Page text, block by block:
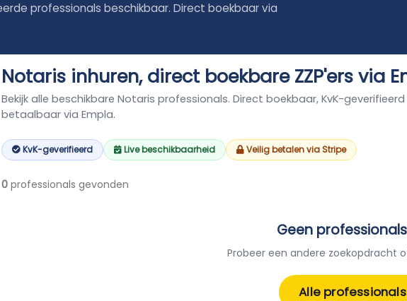
professionals beschikbaar. Direct boekbaar via
Notaris inhuren, direct boekbare ZZP'ers via
Bekijk alle beschikbare Notaris professionals. Direct boekbaar, KvK-geverifieerd
betaalbaar via Empla.
KvK-geverifieerd Live beschikbaarheid Veilig betalen via Stripe
0 professionals gevonden
Geen
Probeer een andere zoekopdracht
Alle